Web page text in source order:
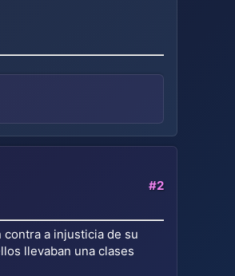
#2
a injusticia de su
llevaban una clases